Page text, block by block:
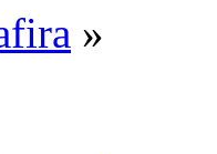
»